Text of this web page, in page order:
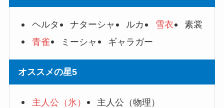
ヘルタ ナターシャ ルカ 雪衣
素裳
青雀
ミーシャ ギャラガー
オススメの星5
主人公（氷）
主人公（物理）